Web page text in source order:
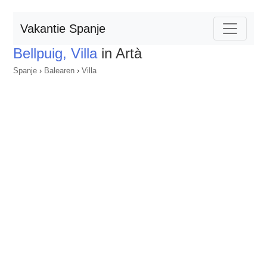
Vakantie Spanje
Bellpuig, Villain Artà
Spanje › Balearen › Villa